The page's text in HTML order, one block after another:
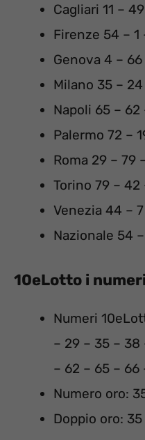
Cagliari 11 –
Firenze 54 – 1
Genova 4 –
Milano 35 –
Napoli 65 –
Palermo 72 –
Roma 29 – 79
Torino 79 – 42
Venezia 44 –
Nazionale 54
10eLotto i
Numeri
– 29 – 35 –
– 62 – 65 – 66
Numero oro:
Doppio oro: 35